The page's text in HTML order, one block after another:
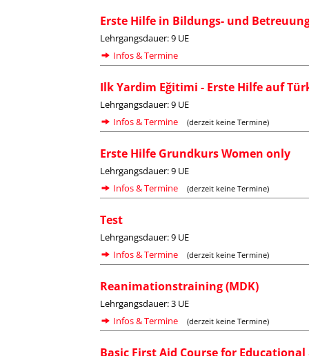
Erste Hilfe in Bildungs- und
Lehrgangsdauer: 9 UE
Infos & Termine
Ilk Yardim Eğitimi - Erste Hilfe auf
Lehrgangsdauer: 9 UE
Infos & Termine
(derzeit keine Termine)
Erste Hilfe Grundkurs Women only
Lehrgangsdauer: 9 UE
Infos & Termine
(derzeit keine Termine)
Test
Lehrgangsdauer: 9 UE
Infos & Termine
(derzeit keine Termine)
Reanimationstraining (MDK)
Lehrgangsdauer: 3 UE
Infos & Termine
(derzeit keine Termine)
Basic First Aid Course for